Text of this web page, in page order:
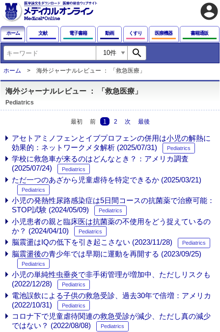
account_circle
ホーム 文献 電子書籍 動画 くすり 医療機器 書籍通販
search
ホーム 海外ジャーナルレビュー ： 「救急医療」
海外ジャーナルレビュー ： 「救急医療」
Pediatrics
最初 前 1 2 次 最後
アセトアミノフェンとイブプロフェンの併用は小児の解熱に
効果的：ネットワークメタ解析 (2025/07/31)
Pediatrics
学校に救急車が来るのはどんなとき？：アメリカ調査
(2025/07/24)
Pediatrics
ただ一つのあざから児童虐待を特定できるか (2025/03/21)
Pediatrics
小児の発熱性尿路感染症は5日間コースの抗菌薬で治療可能：
STOP試験 (2024/05/09)
Pediatrics
小児患者の親と臨床医は抗菌薬の不使用をどう捉えているの
か？ (2024/04/10)
Pediatrics
脳震盪はIQの低下を引き起こさない (2023/11/28) Pediatrics
脳震盪後の青少年では早期に運動を再開する (2023/09/25)
Pediatrics
小児の単純性虫垂炎で非手術管理が増加中、ただしリスクも
(2022/12/28)
Pediatrics
電池誤飲による子供の救急受診、過去30年で倍増：アメリカ
(2022/10/31)
Pediatrics
コロナ下で児童虐待関連の救急受診が減少、ただし真の減少
ではない？ (2022/08/08)
Pediatrics